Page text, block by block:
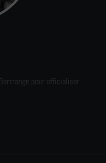
pour officialiser